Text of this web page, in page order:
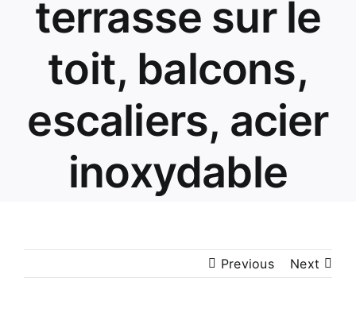
terrasse sur le
toit, balcons,
escaliers, acier
inoxydable
Previous Next